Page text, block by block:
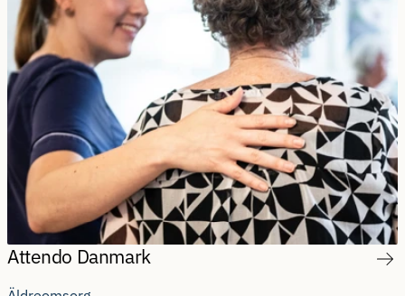
Attendo Danmark